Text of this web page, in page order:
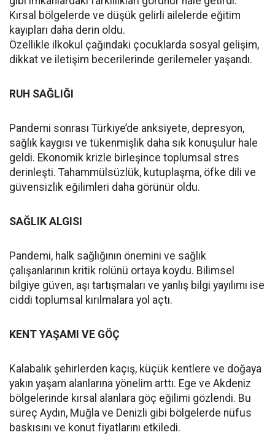
Kırsal bölgelerde ve düşük gelirli ailelerde eğitim
kayıpları daha derin oldu.
Özellikle ilkokul çağındaki çocuklarda sosyal gelişim,
dikkat ve iletişim becerilerinde gerilemeler yaşandı.
RUH SAĞLIĞI
Pandemi sonrası Türkiye’de anksiyete, depresyon,
sağlık kaygısı ve tükenmişlik daha sık konuşulur hale
geldi. Ekonomik krizle birleşince toplumsal stres
derinleşti. Tahammülsüzlük, kutuplaşma, öfke dili ve
güvensizlik eğilimleri daha görünür oldu.
SAĞLIK ALGISI
Pandemi, halk sağlığının önemini ve sağlık
çalışanlarının kritik rolünü ortaya koydu. Bilimsel
bilgiye güven, aşı tartışmaları ve yanlış bilgi yayılımı ise
ciddi toplumsal kırılmalara yol açtı.
KENT YAŞAMI VE GÖÇ
Kalabalık şehirlerden kaçış, küçük kentlere ve doğaya
yakın yaşam alanlarına yönelim arttı. Ege ve Akdeniz
bölgelerinde kırsal alanlara göç eğilimi gözlendi. Bu
süreç Aydın, Muğla ve Denizli gibi bölgelerde nüfus
baskısını ve konut fiyatlarını etkiledi.